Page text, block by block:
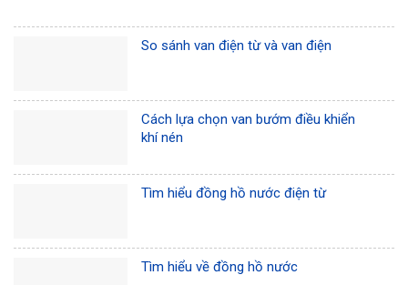
So sánh van điện từ và van điện
Cách lựa chọn van bướm điều khiển
khí nén
Tìm hiểu đồng hồ nước điện từ
Tìm hiểu về đồng hồ nước